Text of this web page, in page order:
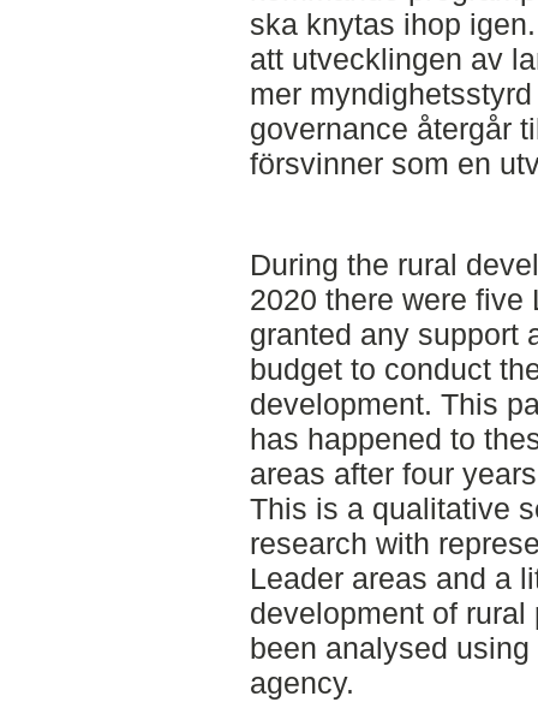
ska knytas ihop
att utvecklingen av
mer
governance återgår
försvinner som en
During the rural
2020 there were five
granted any support
budget to conduct
development. This
has happened to
areas after four
This is a qualitative
research with
Leader areas and a
development of
been analysed
agency.